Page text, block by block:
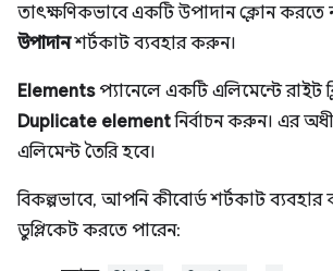
তাৎক্ষণিকভাবে একটি উপাদান ক্লোন
উপাদানশর্টকাট ব্যবহার করুন।
Elementsপ্যানেলে একটি এলিমেন্টে রাইট
Duplicate elementনির্বাচন করুন। এর
এলিমেন্ট তৈরি হবে।
বিকল্পভাবে, আপনি কীবোর্ড শর্টকাট ব্যবহার
ডুপ্লিকেট করতে পারেন: